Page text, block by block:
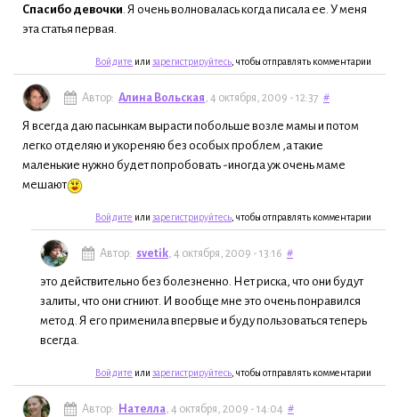
Спасибо девочки. Я очень волновалась когда писала ее. У меня
эта статья первая.
Войдите или зарегистрируйтесь , чтобы отправлять комментарии
Автор: Алина Вольская, 4 октября, 2009 - 12:37 #
Я всегда даю пасынкам вырасти побольше возле мамы и потом
легко отделяю и укореняю без особых проблем ,а такие
маленькие нужно будет попробовать -иногда уж очень маме
мешают
Войдите или зарегистрируйтесь , чтобы отправлять комментарии
Автор: svetik, 4 октября, 2009 - 13:16 #
это действительно без болезненно. Нет риска, что они будут
залиты, что они сгниют. И вообще мне это очень понравился
метод. Я его применила впервые и буду пользоваться теперь
всегда.
Войдите или зарегистрируйтесь , чтобы отправлять комментарии
Автор: Нателла, 4 октября, 2009 - 14:04 #